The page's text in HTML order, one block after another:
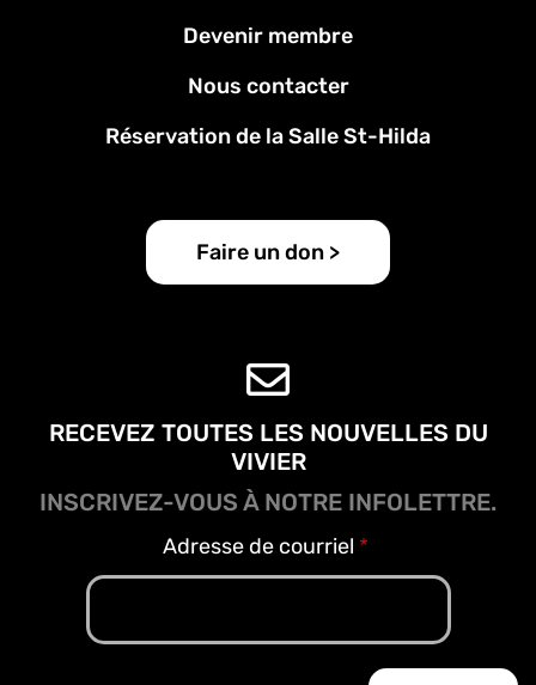
Devenir membre
Nous contacter
Réservation de la Salle St-Hilda
Faire un don >
RECEVEZ TOUTES LES NOUVELLES DU
VIVIER
INSCRIVEZ-VOUS À NOTRE INFOLETTRE.
Adresse de courriel